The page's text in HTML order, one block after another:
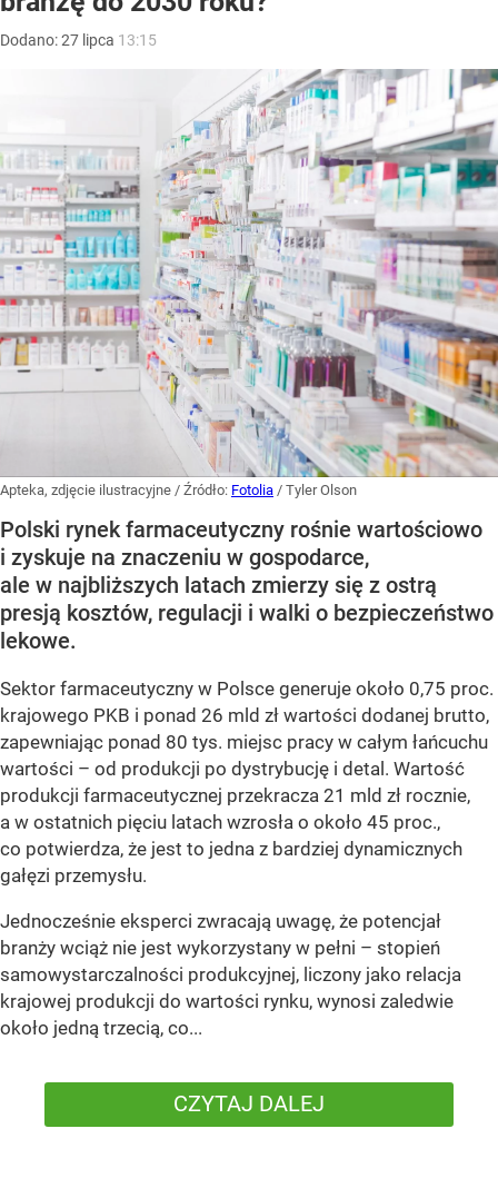
Dodano:27 lipca 13:15
Apteka, zdjęcie ilustracyjne / Źródło: Fotolia / Tyler Olson
Polski rynek farmaceutyczny rośnie wartościowo
i zyskuje na znaczeniu w gospodarce,
ale w najbliższych latach zmierzy się z ostrą
presją kosztów, regulacji i walki o bezpieczeństwo
lekowe.
Sektor farmaceutyczny w Polsce generuje około 0,75 proc.
krajowego PKB i ponad 26 mld zł wartości dodanej brutto,
zapewniając ponad 80 tys. miejsc pracy w całym łańcuchu
wartości – od produkcji po dystrybucję i detal. Wartość
produkcji farmaceutycznej przekracza 21 mld zł rocznie,
a w ostatnich pięciu latach wzrosła o około 45 proc.,
co potwierdza, że jest to jedna z bardziej dynamicznych
gałęzi przemysłu.
Jednocześnie eksperci zwracają uwagę, że potencjał
branży wciąż nie jest wykorzystany w pełni – stopień
samowystarczalności produkcyjnej, liczony jako relacja
krajowej produkcji do wartości rynku, wynosi zaledwie
około jedną trzecią, co...
CZYTAJ DALEJ